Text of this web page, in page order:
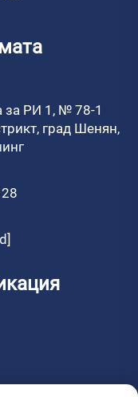
за РИ 1, № 78-1
град Шенян,